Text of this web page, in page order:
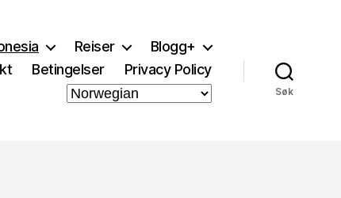
Reiser
Blogg+
Betingelser Privacy Policy
Søk